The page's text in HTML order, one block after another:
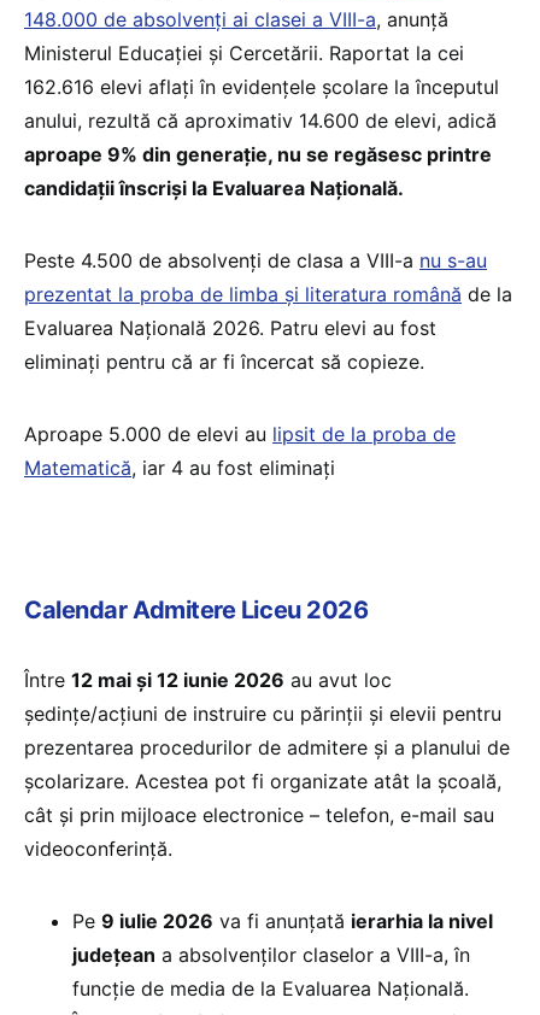
148.000 de absolvenți ai clasei a VIII-a, anunță
Ministerul Educației și Cercetării. Raportat la cei
162.616 elevi aflați în evidențele școlare la începutul
anului, rezultă că aproximativ 14.600 de elevi, adică
aproape 9% din generație, nu se regăsesc printre
candidații înscriși la Evaluarea Națională.
Peste 4.500 de absolvenți de clasa a VIII-a nu s-au
prezentat la proba de limba și literatura română de la
Evaluarea Națională 2026. Patru elevi au fost
eliminați pentru că ar fi încercat să copieze.
Aproape 5.000 de elevi au lipsit de la proba de
Matematică, iar 4 au fost eliminați
Calendar Admitere Liceu 2026
Între 12 mai și 12 iunie 2026 au avut loc
ședinţe/acțiuni de instruire cu părinţii şi elevii pentru
prezentarea procedurilor de admitere şi a planului de
școlarizare. Acestea pot fi organizate atât la școală,
cât și prin mijloace electronice – telefon, e-mail sau
videoconferință.
Pe 9 iulie 2026 va fi anunţată ierarhia la nivel
judeţean a absolvenţilor claselor a VIII-a, în
funcție de media de la Evaluarea Națională.